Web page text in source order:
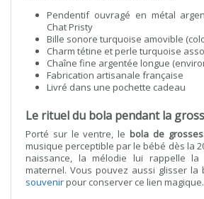
Pendentif ouvragé en métal
Chat Pristy
Bille sonore turquoise amovible
Charm tétine et perle turquoise
Chaîne fine argentée longue
Fabrication artisanale française
Livré dans une pochette cadeau
Le rituel du bola pendant la
Porté sur le ventre, le bola de
musique perceptible par le bébé dès la
naissance, la mélodie lui rappelle
maternel. Vous pouvez aussi glisser la
souvenirpour conserver ce lien magique.